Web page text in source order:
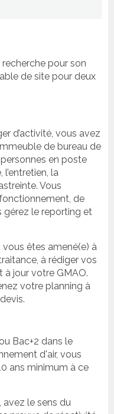
pour son
de site pour deux
d’activité, vous avez
de bureau de
en poste
la
Vous
de
gérez le reporting et
êtes amené(e) à
à rédiger vos
à jour votre GMAO.
votre planning à
Bac+2 dans le
d'air, vous
ans minimum à ce
avez le sens du